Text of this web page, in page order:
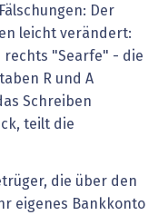
Der
leicht verändert:
rechts "Searfe" - die
R und A
Schreiben
teilt die
die über den
eigenes Bankkonto